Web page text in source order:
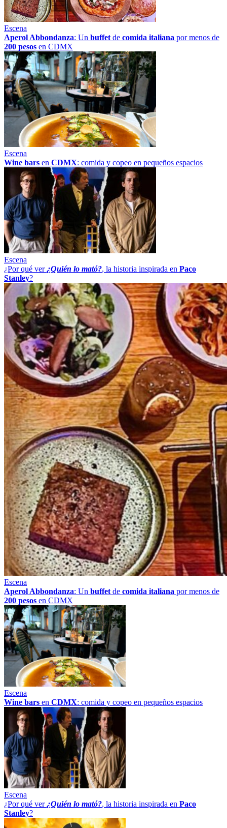
Escena
Aperol Abbondanza: Un buffet de comida italiana por menos de
200 pesos en CDMX
Escena
Wine bars en CDMX: comida y copeo en pequeños espacios
Escena
¿Por qué ver ¿Quién lo mató?, la historia inspirada en Paco
Stanley?
Escena
Aperol Abbondanza: Un buffet de comida italiana por menos de
200 pesos en CDMX
Escena
Wine bars en CDMX: comida y copeo en pequeños espacios
Escena
¿Por qué ver ¿Quién lo mató?, la historia inspirada en Paco
Stanley?